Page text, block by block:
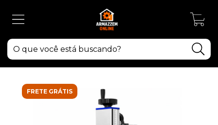
FRETE GRÁTIS